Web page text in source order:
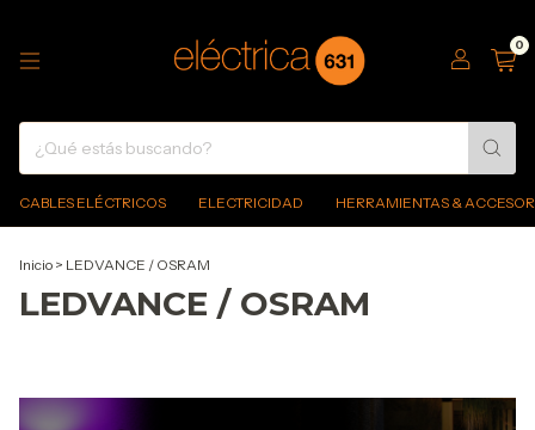
0
CABLES ELÉCTRICOS ELECTRICIDAD HERRAMIENTAS &
Inicio > LEDVANCE / OSRAM
LEDVANCE / OSRAM